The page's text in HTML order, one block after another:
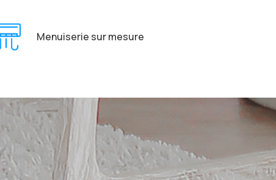
Menuiserie sur mesure